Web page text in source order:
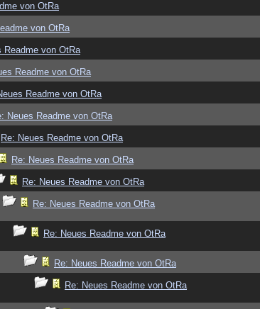
von OtRa
von OtRa
Readme von OtRa
Readme von OtRa
Readme von OtRa
Neues Readme von OtRa
Re: Neues Readme von OtRa
Re: Neues Readme von OtRa
Re: Neues Readme von OtRa
Re: Neues Readme von OtRa
Re: Neues Readme von OtRa
Re: Neues Readme von OtRa
Re: Neues Readme von OtRa